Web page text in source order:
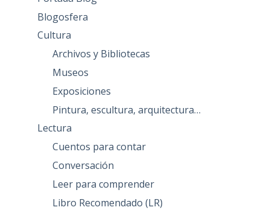
Blogosfera
Cultura
Archivos y Bibliotecas
Museos
Exposiciones
Pintura, escultura, arquitectura…
Lectura
Cuentos para contar
Conversación
Leer para comprender
Libro Recomendado (LR)